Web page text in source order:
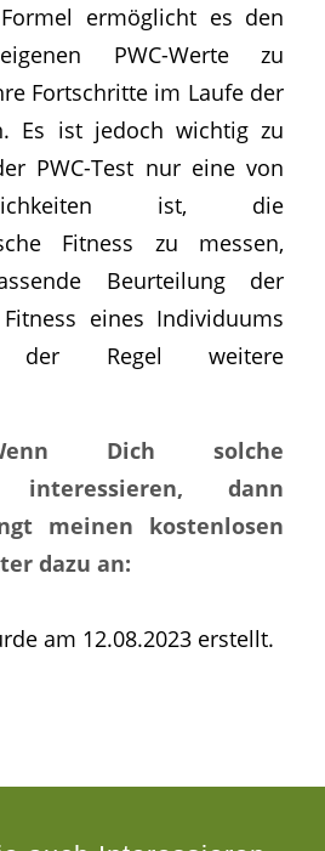
ermöglicht es den
PWC-Werte zu
Fortschritte im Laufe der
Es ist jedoch wichtig zu
PWC-Test nur eine von
ist, die
Fitness zu messen,
Beurteilung der
eines Individuums
Regel weitere
Dich solche
interessieren, dann
meinen kostenlosen
dazu an:
am 12.08.2023 erstellt.